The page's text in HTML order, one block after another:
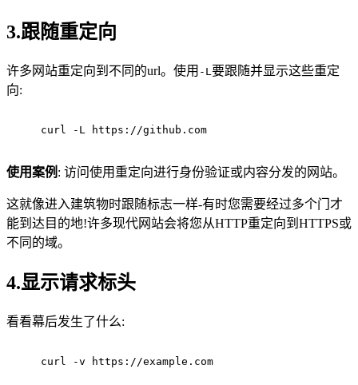
3.跟随重定向
许多网站重定向到不同的url。使用 -L要跟随并显示这些重定
向:
curl -L https://github.com
使用案例 : 访问使用重定向进行身份验证或内容分发的网站。
这就像进入建筑物时跟随标志一样-有时您需要经过多个门才
能到达目的地!许多现代网站会将您从HTTP重定向到HTTPS或
不同的域。
4.显示请求标头
看看幕后发生了什么:
curl -v https://example.com